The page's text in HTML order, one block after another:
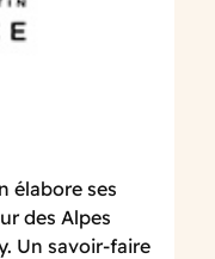
élabore ses
des Alpes
Un savoir-faire